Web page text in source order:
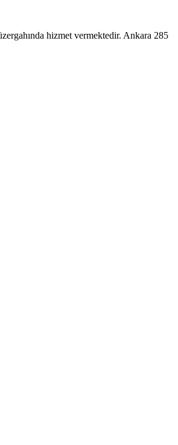
hizmet vermektedir. Ankara 285